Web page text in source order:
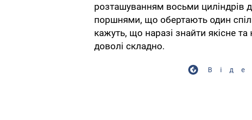
розташуванням восьми циліндрів
поршнями, що обертають один
кажуть, що наразі знайти якісне та
доволі складно.